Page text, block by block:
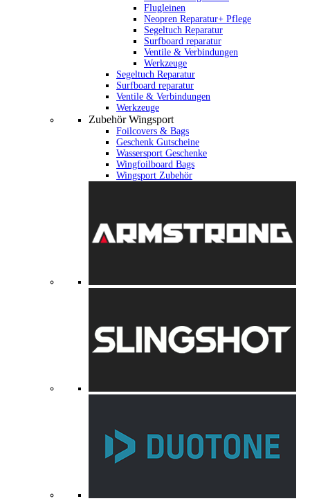
Flugleinen
Neopren Reparatur+ Pflege
Segeltuch Reparatur
Surfboard reparatur
Ventile & Verbindungen
Werkzeuge
Segeltuch Reparatur
Surfboard reparatur
Ventile & Verbindungen
Werkzeuge
Zubehör Wingsport
Foilcovers & Bags
Geschenk Gutscheine
Wassersport Geschenke
Wingfoilboard Bags
Wingsport Zubehör